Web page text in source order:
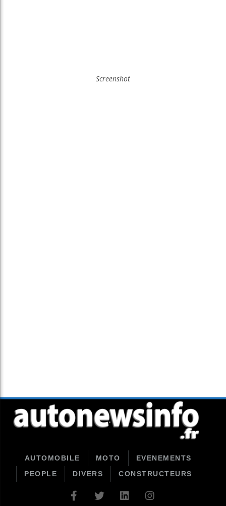
Screenshot
AUTOMOBILE MOTO
EVENEMENTS
PEOPLE
DIVERS CONSTRUCTEURS